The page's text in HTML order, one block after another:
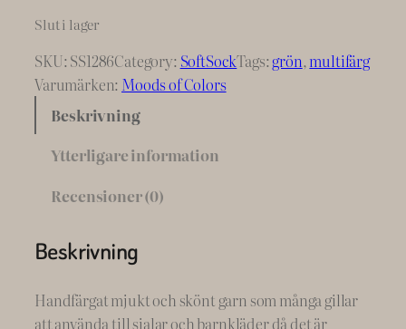
Slut i lager
SKU: SS1286Category: SoftSockTags: grön, multifärg
Varumärken: Moods of Colors
Beskrivning
Ytterligare information
Recensioner (0)
Beskrivning
Handfärgat mjukt och skönt garn som många gillar
att använda till sjalar och barnkläder då det är